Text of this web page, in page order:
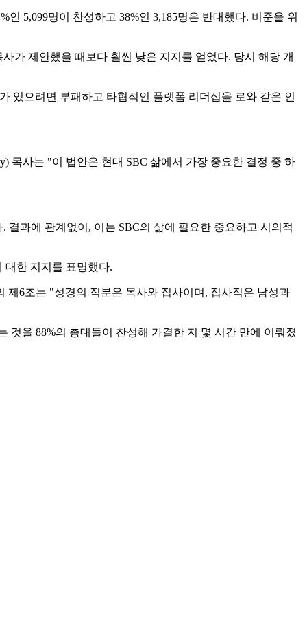
5,099명이 찬성하고 38%인 3,185명은 반대했다. 비준을 위
가 제안했을 때보다 훨씬 낮은 지지를 얻었다. 당시 해당 개
있으려면 부패하고 타협적인 플랫폼 리더십을 로와 같은 인
목사는 "이 법안은 현대 SBC 삶에서 가장 중요한 결정 중 하
과에 관계없이, 이는 SBC의 삶에 필요한 중요하고 시의적
대한 지지를 표명했다.
제6조는 "성경의 직분은 목사와 집사이며, 집사직은 남성과
것을 88%의 총대들이 찬성해 가결한 지 몇 시간 만에 이뤄졌